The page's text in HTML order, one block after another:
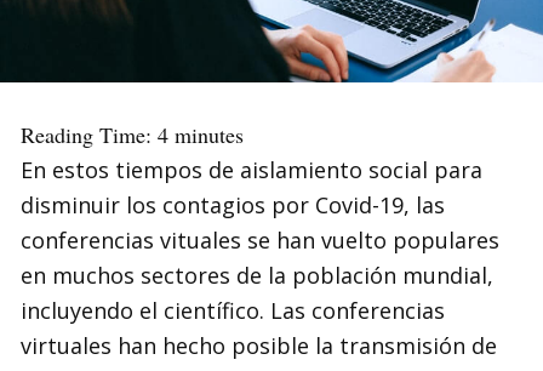
Reading Time: 4 minutes
En estos tiempos de aislamiento social para
disminuir los contagios por Covid-19, las
conferencias vituales se han vuelto populares
en muchos sectores de la población mundial,
incluyendo el científico. Las conferencias
virtuales han hecho posible la transmisión de